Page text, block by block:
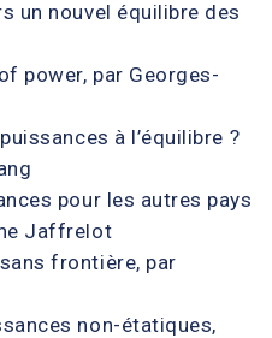
un nouvel équilibre des
power, par Georges-
à l’équilibre ?
pour les autres pays
Jaffrelot
frontière, par
non-étatiques,